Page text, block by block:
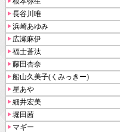
長谷川唯
浜崎あゆみ
広瀬麻伊
福士蒼汰
藤田杏奈
船山久美子(くみっきー)
星あや
細井宏美
堀田茜
マギー